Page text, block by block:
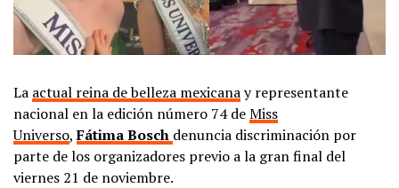
La actual reina de belleza mexicanay representante
nacional en la edición número 74 deMiss
Universo,Fátima Bosch denuncia discriminación por
parte de los organizadores previo a la gran final del
viernes 21 de noviembre.